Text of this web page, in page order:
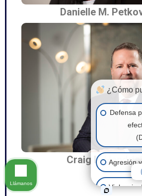
Danielle M.
Craig L.
¿Cómo
Defensa
Agresión
Violencia
Llámanos